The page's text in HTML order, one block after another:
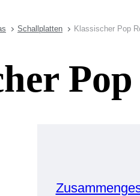
Schallplatten Klassischer Pop